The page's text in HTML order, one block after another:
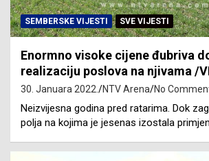
SEMBERSKE VIJESTI SVE VIJESTI
Enormno visoke cijene đubriva
realizaciju poslova na njivama /
30. Januara 2022. NTV Arena No
Neizvijesna godina pred ratarima. Dok
polja na kojima je jesenas izostala